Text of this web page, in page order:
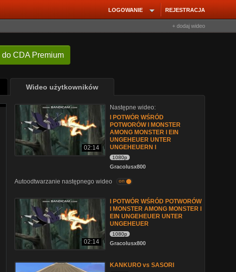
REJESTRACJA
LOGOWANIE
+ dodaj wideo
do CDA Premium
Wideo użytkowników
02:14
Następne wideo:
I POTWÓR WŚRÓD
POTWORÓW I MONSTER
AMONG MONSTER I EIN
UNGEHEUER UNTER
UNGEHEUERN I
1080p
Gracolusx800
Autoodtwarzanie następnego wideo on
02:14
I POTWÓR WŚRÓD POTWORÓW
I MONSTER AMONG MONSTER I
EIN UNGEHEUER UNTER
UNGEHEUER
1080p
Gracolusx800
KANKURO vs SASORI